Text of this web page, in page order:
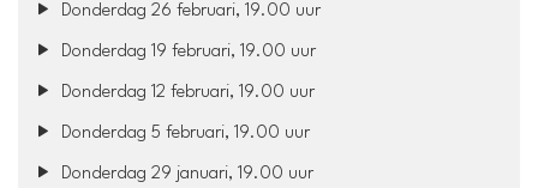
Donderdag 26 februari, 19.00 uur
Donderdag 19 februari, 19.00 uur
Donderdag 12 februari, 19.00 uur
Donderdag 5 februari, 19.00 uur
Donderdag 29 januari, 19.00 uur